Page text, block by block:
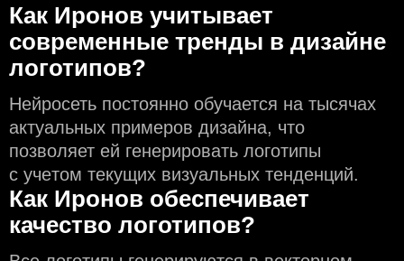
Как Иронов учитывает
современные тренды в дизайне
логотипов?
Нейросеть постоянно обучается на тысячах
актуальных примеров дизайна, что
позволяет ей генерировать логотипы
с учeтом текущих визуальных тенденций.
Как Иронов обеспечивает
качество логотипов?